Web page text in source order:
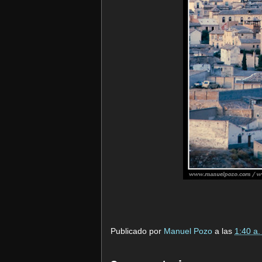
Publicado por Manuel Pozo a las 1:40 a.